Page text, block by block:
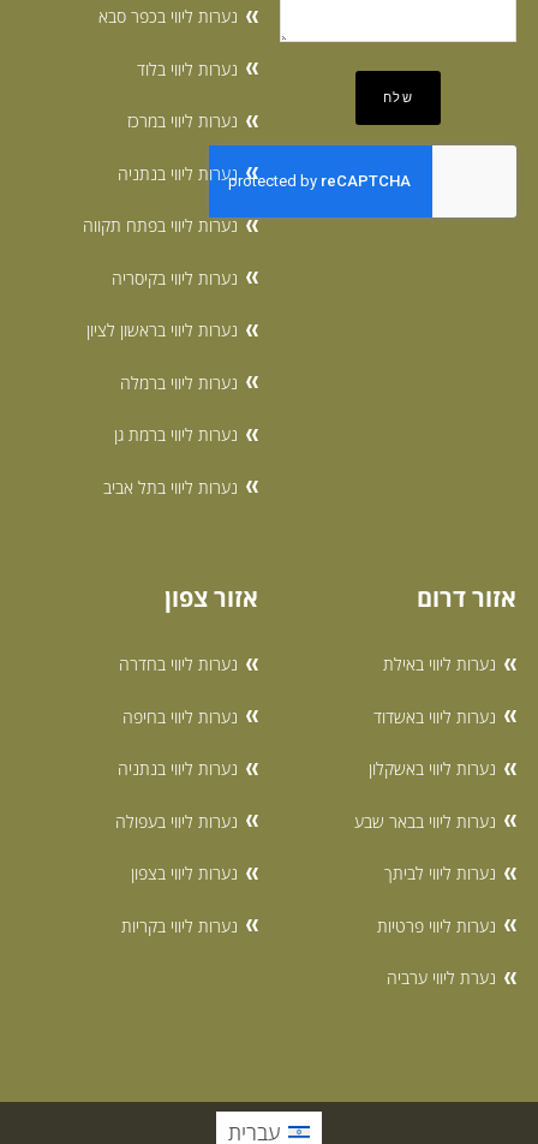
נערות ליווי בכפר סבא
נערות ליווי בלוד
נערות ליווי במרכז
נערות ליווי בנתניה
נערות ליווי בפתח תקווה
נערות ליווי בקיסריה
נערות ליווי בראשון לציון
נערות ליווי ברמלה
נערות ליווי ברמת גן
נערות ליווי בתל אביב
אזור דרום
נערות ליווי באילת
נערות ליווי באשדוד
נערות ליווי באשקלון
נערות ליווי בבאר שבע
נערות ליווי לביתך
נערות ליווי פרטיות
נערת ליווי ערביה
אזור צפון
נערות ליווי בחדרה
נערות ליווי בחיפה
נערות ליווי בנתניה
נערות ליווי בעפולה
נערות ליווי בצפון
נערות ליווי בקריות
עברית